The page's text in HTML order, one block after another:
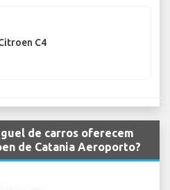
C4
de carros oferecem
de Catania Aeroporto?